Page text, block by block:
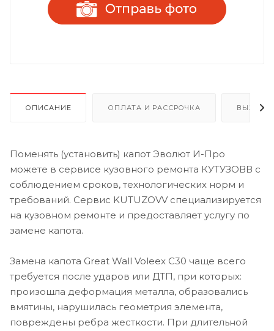
ОПИСАНИЕ ОПЛАТА И РАССРОЧКА ВЫЗОВ
Поменять (установить) капот Эволют И-Про
можете в сервисе кузовного ремонта КУТУЗОВВ с
соблюдением сроков, технологических норм и
требований. Сервис KUTUZOVV специализируется
на кузовном ремонте и предоставляет услугу по
замене капота.
Замена капота Great Wall Voleex C30 чаще всего
требуется после ударов или ДТП, при которых:
произошла деформация металла, образовались
вмятины, нарушилась геометрия элемента,
повреждены ребра жесткости. При длительной